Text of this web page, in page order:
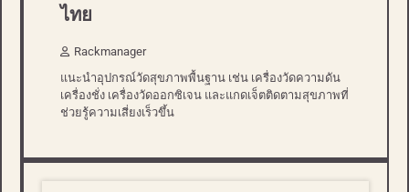
ไทย
Rackmanager
แนะนำอุปกรณ์วัดสุขภาพพื้นฐาน เช่น เครื่องวัดความดัน
เครื่องชั่ง เครื่องวัดออกซิเจน และแกดเจ็ตติดตามสุขภาพที่
ช่วยรู้ความเสี่ยงเร็วขึ้น